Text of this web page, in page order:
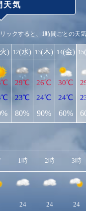
天気
ックすると、1時間ごとの天
) 12(水)
29℃
23℃
80%
13(木)
26℃
24℃
90%
14(金)
30℃
24℃
60%
15
1時 2時 3時
24 24 24